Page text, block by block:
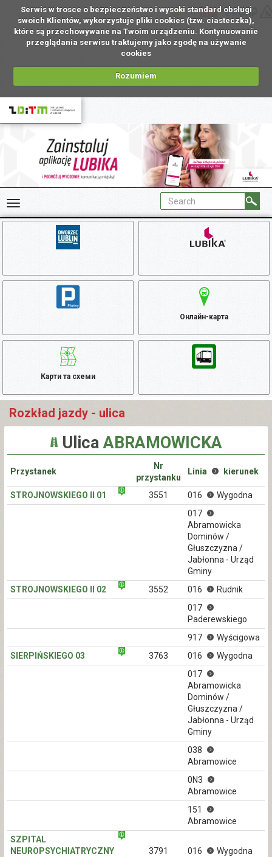
Serwis w trosce o bezpieczeństwo i wysoki standard obsługi
swoich Klientów, wykorzystuje pliki cookies (tzw. ciasteczka),
które są przechowywane na Twoim urządzeniu. Kontynuowanie
przeglądania serwisu traktujemy jako zgodę na używanie
cookies
Rozumiem
UA
Онлайн-карта
Карти та схеми
Rozkład jazdy - ulica
UlicaABRAMOWICKA
Przystanek
Nr
przystanku
Linia kierunek
STROJNOWSKIEGO II 01 3551 016
Wygodna
017
Abramowicka
Dominów /
Głuszczyzna /
Jabłonna - Urząd
Gminy
STROJNOWSKIEGO II 02
3552 016
Rudnik
017
Paderewskiego
917
Wyścigowa
SIERPIŃSKIEGO 03
3763 016
Wygodna
017
Abramowicka
Dominów /
Głuszczyzna /
Jabłonna - Urząd
Gminy
038
Abramowice
0N3
Abramowice
151
Abramowice
SZPITAL
NEUROPSYCHIATRYCZNY
3791 016 Wygodna